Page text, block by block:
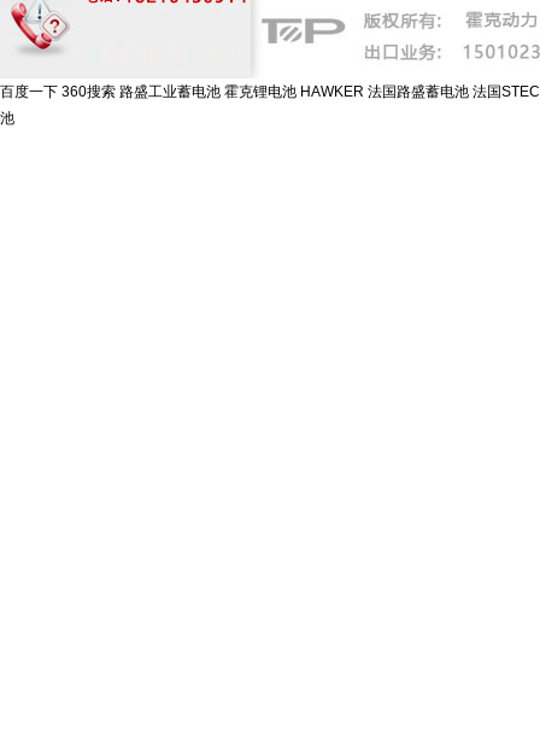
百度一下 360搜索 路盛工业蓄电池 霍克锂电池 HAWKER 法国路盛蓄电池 法国
池